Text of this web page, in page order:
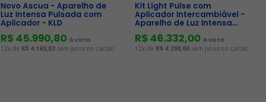
Novo Ascua - Aparelho de
Luz Intensa Pulsada com
Aplicador - KLD
R$ 45.990,80 à vista
12x de R$ 4.165,83 sem juros no cartão
Kit Light Pulse com
Aplicador Intercambiável -
Aparelho de Luz Intensa
Pulsada - HTM
R$ 46.332,00 à vista
12x de R$ 4.290,00 sem juros no cartão